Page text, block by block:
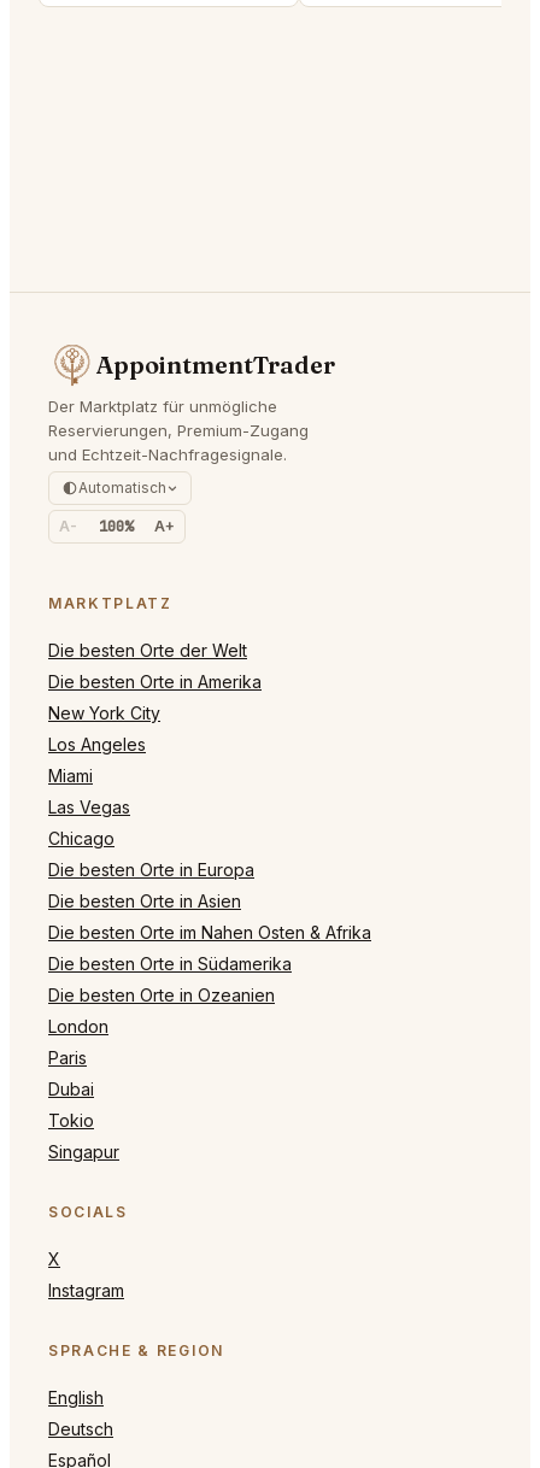
AppointmentTrader
Der Marktplatz für unmögliche
Reservierungen, Premium-Zugang
und Echtzeit-Nachfragesignale.
Automatisch
A- 100% A+
MARKTPLATZ
Die besten Orte der Welt
Die besten Orte in Amerika
New York City
Los Angeles
Miami
Las Vegas
Chicago
Die besten Orte in Europa
Die besten Orte in Asien
Die besten Orte im Nahen Osten & Afrika
Die besten Orte in Südamerika
Die besten Orte in Ozeanien
London
Paris
Dubai
Tokio
Singapur
SOCIALS
X
Instagram
SPRACHE & REGION
English
Deutsch
Español